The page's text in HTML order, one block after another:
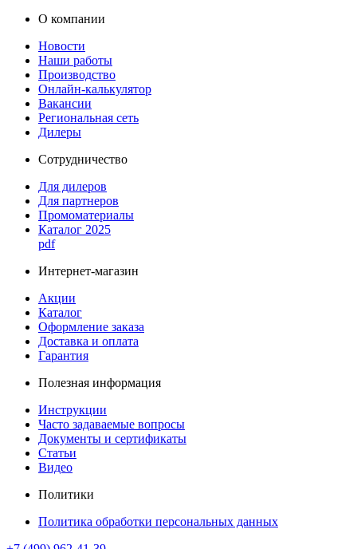
О компании
Новости
Наши работы
Производство
Онлайн-калькулятор
Вакансии
Региональная сеть
Дилеры
Сотрудничество
Для дилеров
Для партнеров
Промоматериалы
Каталог 2025
pdf
Интернет-магазин
Акции
Каталог
Оформление заказа
Доставка и оплата
Гарантия
Полезная информация
Инструкции
Часто задаваемые вопросы
Документы и сертификаты
Статьи
Видео
Политики
Политика обработки персональных данных